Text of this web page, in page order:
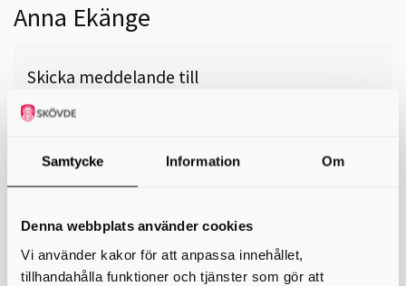
Samtycke Information Om
Denna webbplats använder cookies
Vi använder kakor för att anpassa innehållet,
tillhandahålla funktioner och tjänster som gör att
Anna Ekänge
Skicka meddelande till
Anna Ekänge, Skövde,
Helenaskolan Åk 7-9, 0500-49 71
Din e-postadress